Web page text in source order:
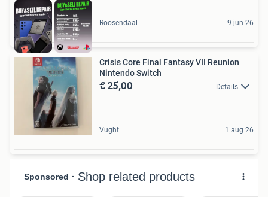
Roosendaal 9 jun 26
Crisis Core Final Fantasy VII Reunion
Nintendo Switch
€ 25,00 Details
Vught 1 aug 26